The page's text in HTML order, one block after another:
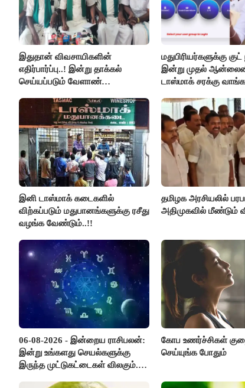
இதுதான் விவசாயிகளின்
எதிர்பார்ப்பு..! இன்று தாக்கல்
செய்யப்படும் வேளாண்
கோரிக்கை!
மதுபிரியர்களுக்கு
இன்று முதல்
டாஸ்மாக் சரக்கு
இனி டாஸ்மாக் கடைகளில்
விற்கப்படும் மதுபானங்களுக்கு ரசீது
வழங்க வேண்டும்..!!
தமிழக அரசியலில்
அதிமுகவில் மீண்டும்
06-08-2026 - இன்றைய ராசிபலன்:
இன்று உங்களது செயல்களுக்கு
இருந்த முட்டுகட்டைகள் விலகும்.
கோப உணர்ச்சிகள்
செய்யுங்க போதும்